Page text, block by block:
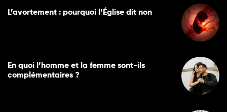
L’avortement : pourquoi l’Église dit non
En quoi l’homme et la femme sont-ils
complémentaires ?